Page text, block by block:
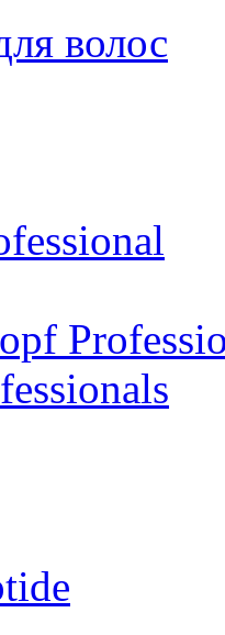
волос